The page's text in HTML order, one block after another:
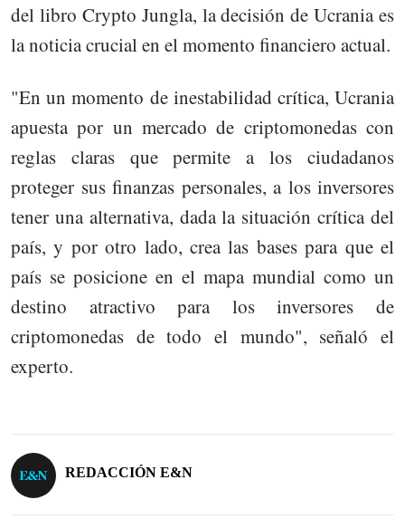
del libro Crypto Jungla, la decisión de Ucrania es
la noticia crucial en el momento financiero actual.
"En un momento de inestabilidad crítica, Ucrania
apuesta por un mercado de criptomonedas con
reglas claras que permite a los ciudadanos
proteger sus finanzas personales, a los inversores
tener una alternativa, dada la situación crítica del
país, y por otro lado, crea las bases para que el
país se posicione en el mapa mundial como un
destino atractivo para los inversores de
criptomonedas de todo el mundo", señaló el
experto.
REDACCIÓN E&N